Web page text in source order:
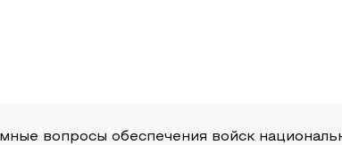
вопросы обеспечения войск